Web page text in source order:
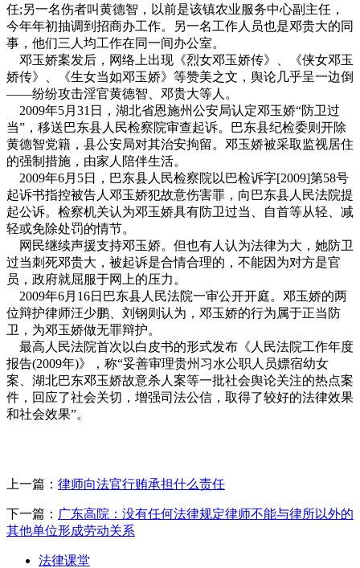
任;另一名伤者叫黄德智，以前是该镇农业服务中心副主任，
今年年初抽调到招商办工作。另一名工作人员也是邓贵大的同
事，他们三人均工作在同一间办公室。
邓玉娇案发后，网络上出现《烈女邓玉娇传》、《侠女邓玉
娇传》、《生女当如邓玉娇》等赞美之文，舆论几乎呈一边倒
——纷纷攻击淫官黄德智、邓贵大等人。
2009年5月31日，湖北省恩施州公安局认定邓玉娇“防卫过
当”，移送巴东县人民检察院审查起诉。巴东县纪检委则开除
黄德智党籍，县公安局对其治安拘留。邓玉娇被采取监视居住
的强制措施，由家人陪伴生活。
2009年6月5日，巴东县人民检察院以巴检诉字[2009]第58号
起诉书指控被告人邓玉娇犯故意伤害罪，向巴东县人民法院提
起公诉。检察机关认为邓玉娇具有防卫过当、自首等从轻、减
轻或免除处罚的情节。
网民继续声援支持邓玉娇。但也有人认为法律为大，她防卫
过当刺死邓贵大，被起诉是合情合理的，不能因为对方是官
员，政府就屈服于网上的压力。
2009年6月16日巴东县人民法院一审公开开庭。邓玉娇的两
位辩护律师汪少鹏、刘钢则认为，邓玉娇的行为属于正当防
卫，为邓玉娇做无罪辩护。
最高人民法院首次以白皮书的形式发布《人民法院工作年度
报告(2009年)》，称“妥善审理贵州习水公职人员嫖宿幼女
案、湖北巴东邓玉娇故意杀人案等一批社会舆论关注的热点案
件，回应了社会关切，增强司法公信，取得了较好的法律效果
和社会效果”。
上一篇： 律师向法官行贿承担什么责任
下一篇： 广东高院：没有任何法律规定律师不能与律所以外的
其他单位形成劳动关系
法律课堂